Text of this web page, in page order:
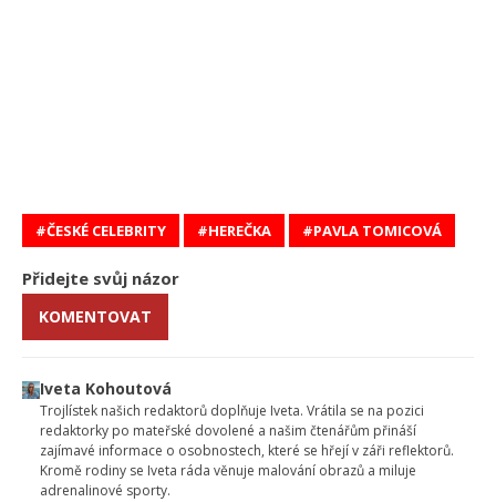
ČESKÉ CELEBRITY HEREČKA PAVLA TOMICOVÁ
Přidejte svůj názor
KOMENTOVAT
Iveta Kohoutová
Trojlístek našich redaktorů doplňuje Iveta. Vrátila se na pozici
redaktorky po mateřské dovolené a našim čtenářům přináší
zajímavé informace o osobnostech, které se hřejí v záři reflektorů.
Kromě rodiny se Iveta ráda věnuje malování obrazů a miluje
adrenalinové sporty.